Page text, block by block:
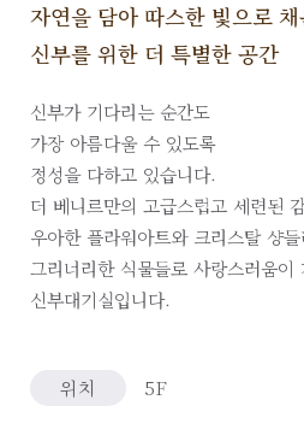
자연을 담아 따스한 빛으로
신부를 위한 더 특별한 공간
신부가 기다리는 순간도
가장 아름다울 수 있도록
정성을 다하고 있습니다.
더 베니르만의 고급스럽고 세련된
우아한 플라워아트와 크리스탈 샹들
그리너리한 식물들로 사랑스러움이
신부대기실입니다.
위치 5F